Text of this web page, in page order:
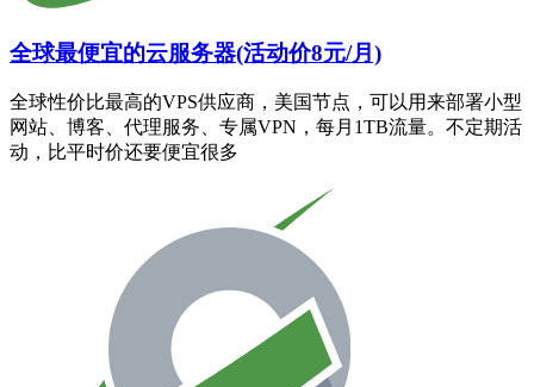
全球最便宜的云服务器(活动价8元/月)
全球性价比最高的VPS供应商，美国节点，可以用来部署小型
网站、博客、代理服务、专属VPN，每月1TB流量。不定期活
动，比平时价还要便宜很多